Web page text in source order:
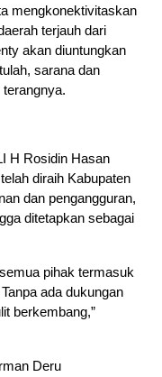
mengkonektivitaskan
terjauh dari
akan diuntungkan
sarana dan
terangnya.
H Rosidin Hasan
diraih Kabupaten
dan pengangguran,
ditetapkan sebagai
pihak termasuk
ada dukungan
berkembang,”
Deru